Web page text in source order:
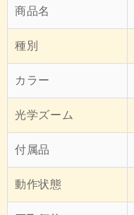
商品名
種別
カラー
光学ズーム
付属品
動作状態